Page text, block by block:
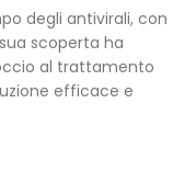
degli antivirali, con
sua scoperta ha
al trattamento
efficace e